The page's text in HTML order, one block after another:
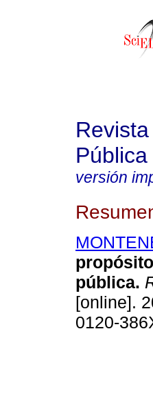
Pública
versión
pública.
[online].
0120-